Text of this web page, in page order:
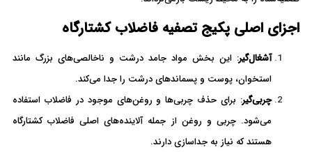
اجزای اصلی پکیج تصفیه فاضلاب کشتارگاه
آشغال‌گیر: این بخش مواد جامد درشت و ناخالصی‌های بزرگ مانند
استخوان، پوست و پسماندهای درشت را جدا می‌کند.
چربی‌گیر: برای حذف چربی‌ها و روغن‌های موجود در فاضلاب استفاده
می‌شود. چربی و روغن از جمله آلاینده‌های اصلی فاضلاب کشتارگاه
هستند که نیاز به جداسازی دارند.